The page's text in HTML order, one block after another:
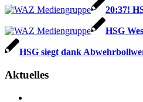
20:37!
HSG
HSG siegt dank
Aktuelles